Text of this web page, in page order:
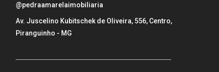
@pedraamarelaimobiliaria
Av. Juscelino Kubitschek de Oliveira, 556, Centro,
Piranguinho - MG